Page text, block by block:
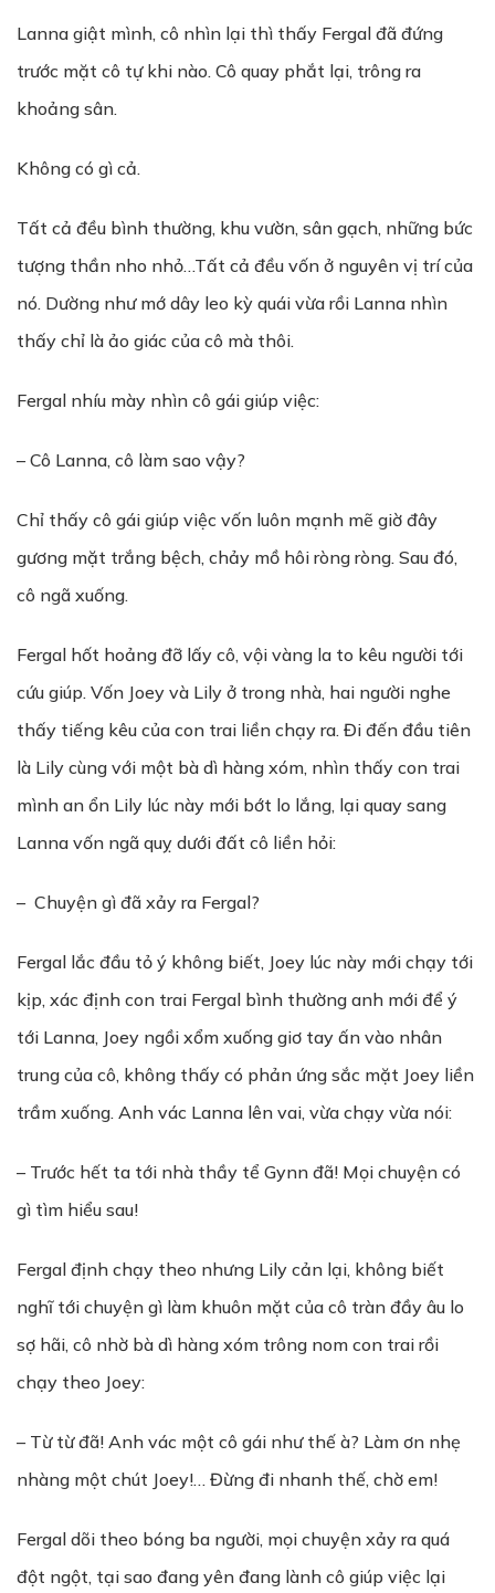
Lanna giật mình, cô nhìn lại thì thấy Fergal đã đứng
trước mặt cô tự khi nào. Cô quay phắt lại, trông ra
khoảng sân.
Không có gì cả.
Tất cả đều bình thường, khu vườn, sân gạch, những bức
tượng thần nho nhỏ…Tất cả đều vốn ở nguyên vị trí của
nó. Dường như mớ dây leo kỳ quái vừa rồi Lanna nhìn
thấy chỉ là ảo giác của cô mà thôi.
Fergal nhíu mày nhìn cô gái giúp việc:
– Cô Lanna, cô làm sao vậy?
Chỉ thấy cô gái giúp việc vốn luôn mạnh mẽ giờ đây
gương mặt trắng bệch, chảy mồ hôi ròng ròng. Sau đó,
cô ngã xuống.
Fergal hốt hoảng đỡ lấy cô, vội vàng la to kêu người tới
cứu giúp. Vốn Joey và Lily ở trong nhà, hai người nghe
thấy tiếng kêu của con trai liền chạy ra. Đi đến đầu tiên
là Lily cùng với một bà dì hàng xóm, nhìn thấy con trai
mình an ổn Lily lúc này mới bớt lo lắng, lại quay sang
Lanna vốn ngã quỵ dưới đất cô liền hỏi:
– Chuyện gì đã xảy ra Fergal?
Fergal lắc đầu tỏ ý không biết, Joey lúc này mới chạy tới
kịp, xác định con trai Fergal bình thường anh mới để ý
tới Lanna, Joey ngồi xổm xuống giơ tay ấn vào nhân
trung của cô, không thấy có phản ứng sắc mặt Joey liền
trầm xuống. Anh vác Lanna lên vai, vừa chạy vừa nói:
– Trước hết ta tới nhà thầy tể Gynn đã! Mọi chuyện có
gì tìm hiểu sau!
Fergal định chạy theo nhưng Lily cản lại, không biết
nghĩ tới chuyện gì làm khuôn mặt của cô tràn đầy âu lo
sợ hãi, cô nhờ bà dì hàng xóm trông nom con trai rồi
chạy theo Joey:
– Từ từ đã! Anh vác một cô gái như thế à? Làm ơn nhẹ
nhàng một chút Joey!… Đừng đi nhanh thế, chờ em!
Fergal dõi theo bóng ba người, mọi chuyện xảy ra quá
đột ngột, tại sao đang yên đang lành cô giúp việc lại